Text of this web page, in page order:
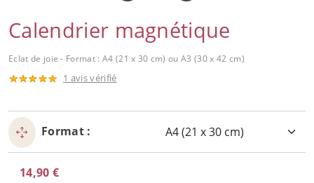
Calendrier magnétique
Eclat de joie - Format : A4 (21 x 30 cm) ou A3 (30 x 42 cm)
1 avis vérifié
Format :
14,90 €